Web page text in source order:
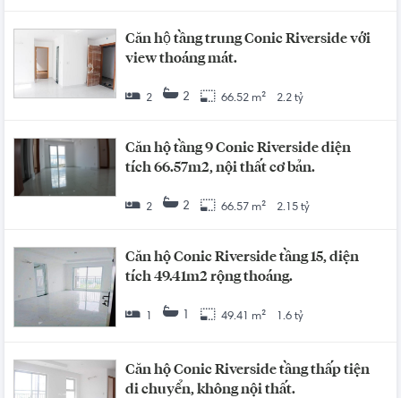
Căn hộ tầng trung Conic Riverside với
view thoáng mát.
2 2 66.52 m² 2.2 tỷ
Căn hộ tầng 9 Conic Riverside diện
tích 66.57m2, nội thất cơ bản.
2 2 66.57 m² 2.15 tỷ
Căn hộ Conic Riverside tầng 15, diện
tích 49.41m2 rộng thoáng.
1 49.41 m² 1.6 tỷ
Căn hộ Conic Riverside tầng thấp tiện
di chuyển, không nội thất.